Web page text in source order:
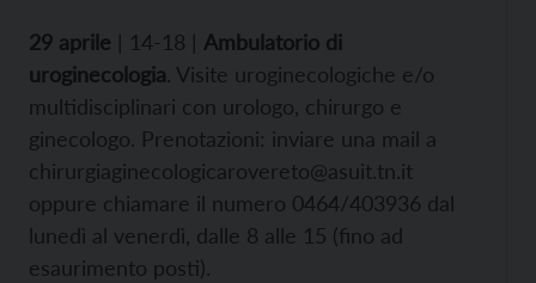
29 aprile | 14-18 | Ambulatorio di
uroginecologia. Visite uroginecologiche e/o
multidisciplinari con urologo, chirurgo e
ginecologo. Prenotazioni: inviare una mail a
chirurgiaginecologicarovereto@asuit.tn.it
oppure chiamare il numero 0464/403936 dal
lunedì al venerdì, dalle 8 alle 15 (fino ad
esaurimento posti).